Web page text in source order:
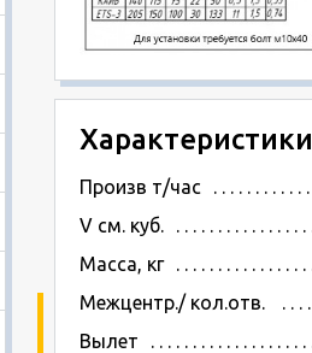
Характеристики
Произв т/час
V см. куб.
Масса, кг
Межцентр./ кол.отв.
Вылет